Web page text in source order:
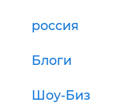
россия
Блоги
Шоу-Биз